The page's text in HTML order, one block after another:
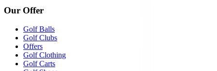
Our Offer
Golf Balls
Golf Clubs
Offers
Golf Clothing
Golf Carts